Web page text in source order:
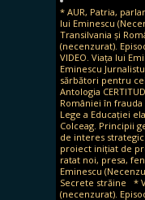
* AUR, Patria,
lui Eminescu
Transilvania și
(necenzurat).
VIDEO. Viața lui
Eminescu
sărbători pentru
Antologia
României în
Lege a Educației
Colceag. Principii
de interes
proiect inițiat de
ratat noi, presa,
Eminescu
Secrete străine
*
(necenzurat).